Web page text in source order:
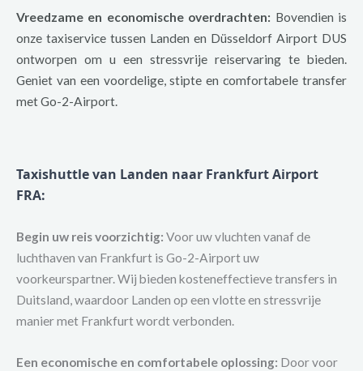
Vreedzame en economische overdrachten: Bovendien is
onze taxiservice tussen Landen en Düsseldorf Airport DUS
ontworpen om u een stressvrije reiservaring te bieden.
Geniet van een voordelige, stipte en comfortabele transfer
met Go-2-Airport.
Taxishuttle van Landen naar Frankfurt Airport
FRA:
Begin uw reis voorzichtig: Voor uw vluchten vanaf de
luchthaven van Frankfurt is Go-2-Airport uw
voorkeurspartner. Wij bieden kosteneffectieve transfers in
Duitsland, waardoor Landen op een vlotte en stressvrije
manier met Frankfurt wordt verbonden.
Een economische en comfortabele oplossing: Door voor